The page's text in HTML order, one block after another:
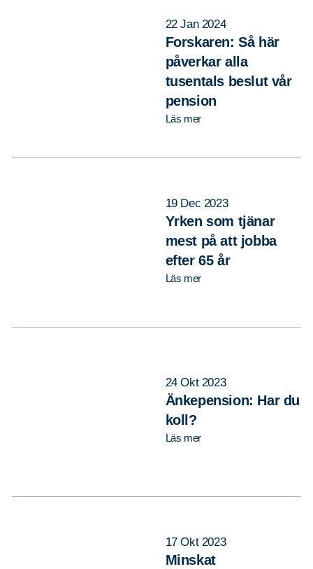
22 Jan 2024
Forskaren: Så här
påverkar alla
tusentals beslut vår
pension
Läs mer
19 Dec 2023
Yrken som tjänar
mest på att jobba
efter 65 år
Läs mer
24 Okt 2023
Änkepension: Har du
koll?
Läs mer
17 Okt 2023
Minskat